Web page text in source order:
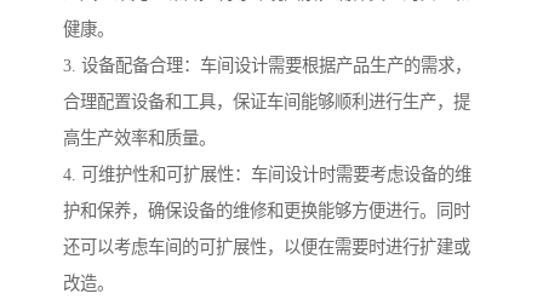
健康。
3. 设备配备合理：车间设计需要根据产品生产的需求，
合理配置设备和工具，保证车间能够顺利进行生产，提
高生产效率和质量。
4. 可维护性和可扩展性：车间设计时需要考虑设备的维
护和保养，确保设备的维修和更换能够方便进行。同时
还可以考虑车间的可扩展性，以便在需要时进行扩建或
改造。